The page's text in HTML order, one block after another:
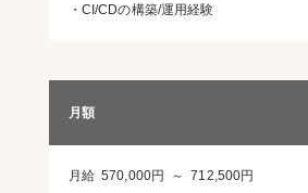
・CI/CDの構築/運用経験
月額
月給 570,000円 ～ 712,500円